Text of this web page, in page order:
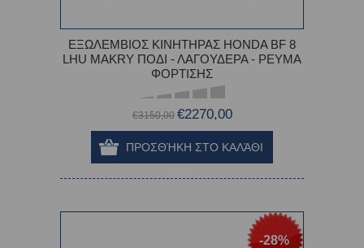
ΕΞΩΛΕΜΒΙΟΣ ΚΙΝΗΤΗΡΑΣ HONDA BF 8
LHU MAKRY ΠΟΔΙ - ΛΑΓΟΥΔΕΡΑ - ΡΕΥΜΑ
ΦΟΡΤΙΣΗΣ
€3150,00 €2270,00
-28%